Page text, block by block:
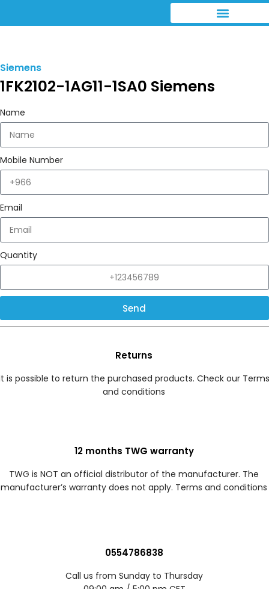
Siemens
1FK2102-1AG11-1SA0 Siemens
Name
Mobile Number
Email
Quantity
Send
Returns
is possible to return the purchased products. Check our Terms
and conditions
12 months TWG warranty
TWG is NOT an official distributor of the manufacturer. The
manufacturer’s warranty does not apply. Terms and conditions
0554786838
Call us from Sunday to Thursday